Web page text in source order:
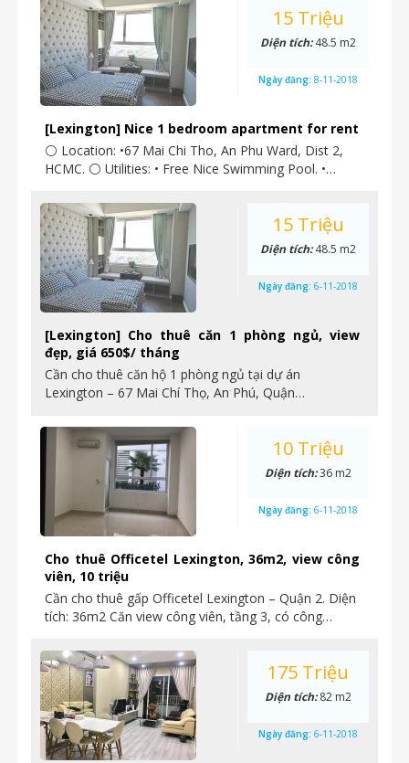
[Lexington] Nice 1 bedroom apartment for rent
⚪ Location: •67 Mai Chi Tho, An Phu Ward, Dist 2,
HCMC. ⚪ Utilities: • Free Nice Swimming Pool. •…
15 Triệu
Diện tích:48.5 m2
Ngày đăng: 8-11-2018
[Lexington] Cho thuê căn 1 phòng ngủ, view
đẹp, giá 650$/ tháng
Cần cho thuê căn hộ 1 phòng ngủ tại dự án
Lexington – 67 Mai Chí Thọ, An Phú, Quận…
15 Triệu
Diện tích:48.5 m2
Ngày đăng: 6-11-2018
Cho thuê Officetel Lexington, 36m2, view công
viên, 10 triệu
Cần cho thuê gấp Officetel Lexington – Quận 2. Diện
tích: 36m2 Căn view công viên, tầng 3, có công…
10 Triệu
Diện tích:36 m2
Ngày đăng: 6-11-2018
175 Triệu
Diện tích:82 m2
Ngày đăng: 6-11-2018